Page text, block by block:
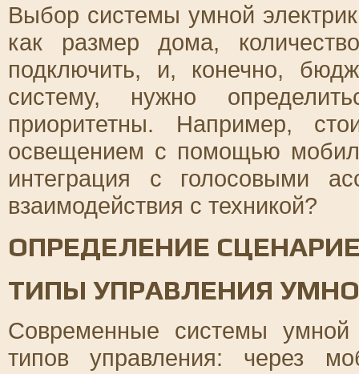
Выбор системы умной
как размер дома,
подключить, и, конечно,
систему, нужно
приоритетны. Например,
освещением с помощью
интеграция с голосовыми
взаимодействия с техникой?
ОПРЕДЕЛЕНИЕ
ТИПЫ УПРАВЛЕНИЯ
Современные системы умной
типов управления: через